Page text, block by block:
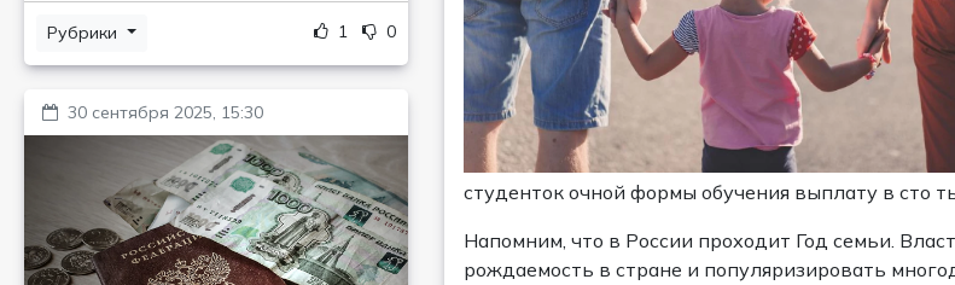
Рубрики 1 0
30 сентября 2025, 15:30
студенток очной формы обучения выплату в сто
Напомним, что в России проходит Год семьи.
рождаемость в стране и популяризировать